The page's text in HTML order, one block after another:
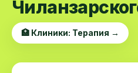
🏥 Клиники: Терапия →